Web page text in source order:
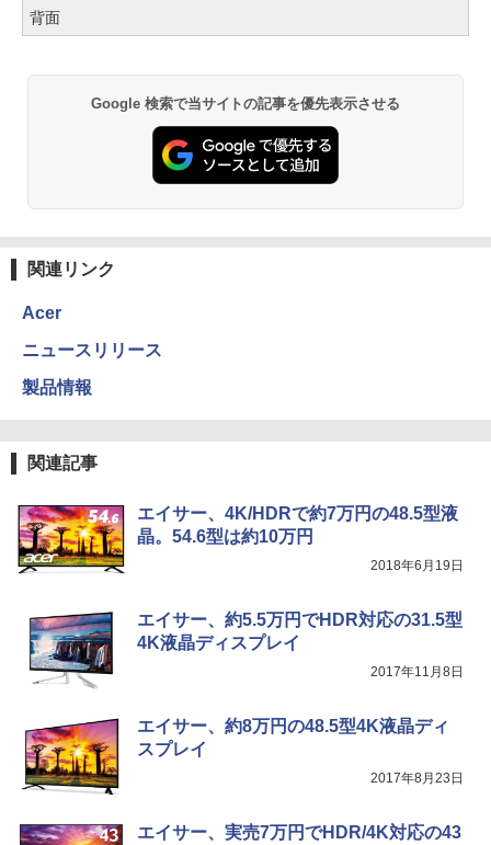
背面
Google 検索で当サイトの記事を優先表示させる
関連リンク
Acer
ニュースリリース
製品情報
関連記事
エイサー、4K/HDRで約7万円の48.5型液
晶。54.6型は約10万円
2018年6月19日
エイサー、約5.5万円でHDR対応の31.5型
4K液晶ディスプレイ
2017年11月8日
エイサー、約8万円の48.5型4K液晶ディ
スプレイ
2017年8月23日
エイサー、実売7万円でHDR/4K対応の43